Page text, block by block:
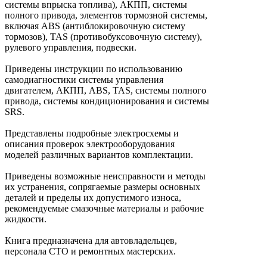
системы впрыска топлива), АКПП, системы
полного привода, элементов тормозной системы,
включая ABS (антиблокировочную систему
тормозов), TAS (противобуксовочную систему),
рулевого управления, подвески.
Приведены инструкции по использованию
самодиагностики системы управления
двигателем, АКПП, ABS, TAS, системы полного
привода, системы кондиционирования и системы
SRS.
Представлены подробные электросхемы и
описания проверок электрооборудования
моделей различных вариантов комплектации.
Приведены возможные неисправности и методы
их устранения, сопрягаемые размеры основных
деталей и пределы их допустимого износа,
рекомендуемые смазочные материалы и рабочие
жидкости.
Книга предназначена для автовладельцев,
персонала СТО и ремонтных мастерских.